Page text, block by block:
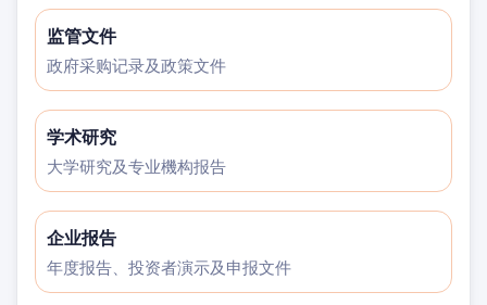
监管文件
政府采购记录及政策文件
学术研究
大学研究及专业機构报告
企业报告
年度报告、投资者演示及申报文件